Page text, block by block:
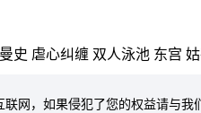
史 虐心纠缠 双人泳池 东宫
网，如果侵犯了您的权益请与我